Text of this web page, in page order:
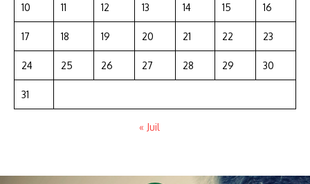
10 11 12 13 14 15 16
17 18 19 20 21 22 23
24 25 26 27 28 29 30
31
« Juil